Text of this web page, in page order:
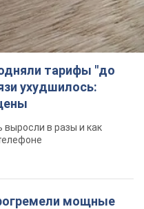
тарифы "до
ухудшилось:
в разы и как
мощные